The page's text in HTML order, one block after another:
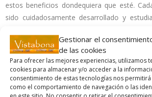
Gestionar el
de las cookies
Para ofrecer las mejores experiencias, utilizamos
cookies para almacenar y/o acceder a la
consentimiento de estas tecnologías nos
como el comportamiento de navegación o las
estos beneficios dondequiera que esté.
sido cuidadosamente desarrollado y
enfoque hasta la necesidad de relajación.
de usar y lo suficientemente pequeño como
bolso o bolsillo.
¿Cómo funciona Aromastick?